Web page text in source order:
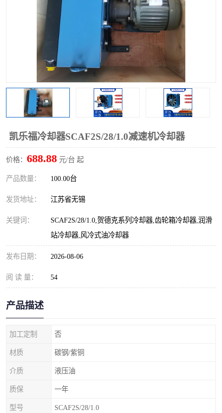
凯乐福冷却器SCAF2S/28/1.0减速机冷却器
价格： 688.88 元/台 起
产品数量： 100.00台
发货地址： 江苏省无锡
关键词：
SCAF2S/28/1.0,贺德克系列冷却器,齿轮箱冷却器,润滑
站冷却器,风冷式油冷却器
发布日期： 2026-08-06
阅 读 量： 54
产品描述
加工定制 否
材质 碳钢/紫铜
介质 液压油
质保 一年
型号 SCAF2S/28/1.0